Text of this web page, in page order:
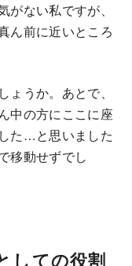
ない私ですが、
ん前に近いところ
ょうか。あとで、
中の方にここに座
た…と思いました
移動せずでし
しての役割